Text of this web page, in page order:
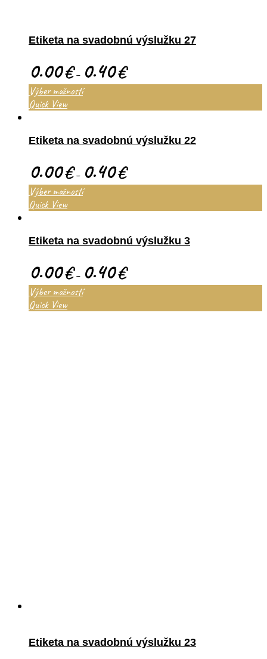
Etiketa na svadobnú výslužku 27
0.00€– 0.40€
Výber možností
Quick View
Etiketa na svadobnú výslužku 22
0.00€– 0.40€
Výber možností
Quick View
Etiketa na svadobnú výslužku 3
0.00€– 0.40€
Výber možností
Quick View
Etiketa na svadobnú výslužku 23